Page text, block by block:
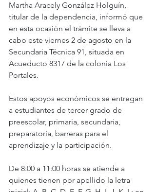
Martha Aracely González Holguín,
titular de la dependencia, informó que
en esta ocasión el trámite se lleva a
cabo este viernes 2 de agosto en la
Secundaria Técnica 91, situada en
Acueducto 8317 de la colonia Los
Portales.
Estos apoyos económicos se entregan
a estudiantes de tercer grado de
preescolar, primaria, secundaria,
preparatoria, barreras para el
aprendizaje y la participación.
De 8:00 a 11:00 horas se atiende a
quienes tienen por apellido la letra